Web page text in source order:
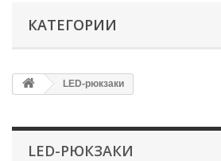
КАТЕГОРИИ
LED-рюкзаки
LED-РЮКЗАКИ